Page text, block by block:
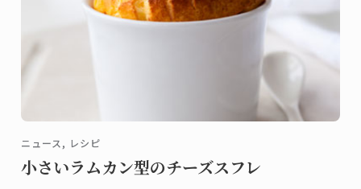
ニュース, レシピ
小さいラムカン型のチーズスフレ